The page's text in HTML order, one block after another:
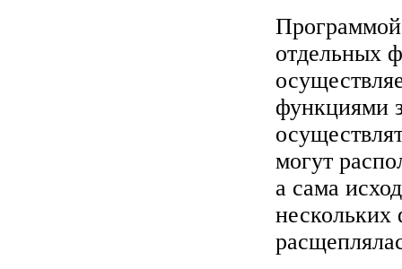
Программой
отдельных
функциями
могут
а сама